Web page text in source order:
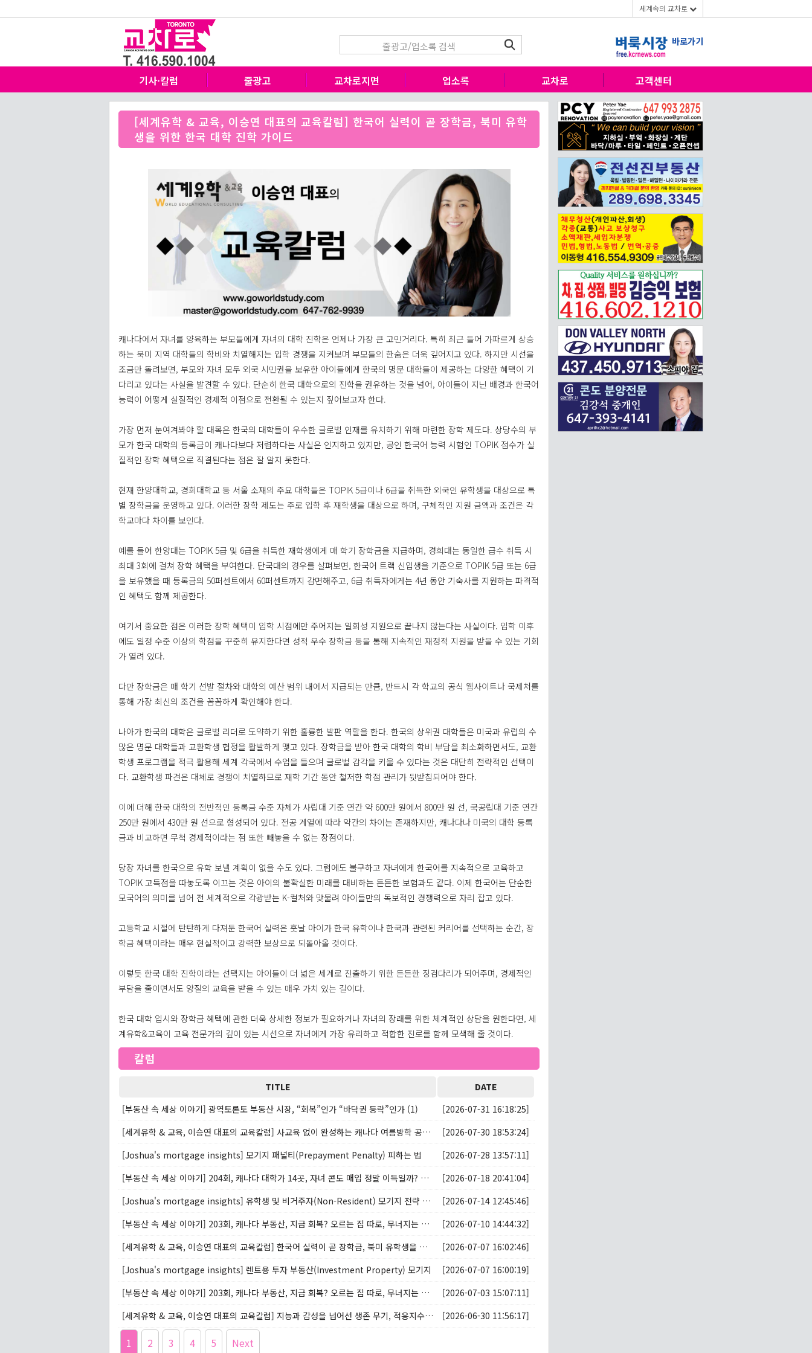
바로가기
세계속의 교차로
기사·칼럼 줄광고 교차로지면 업소록 교차로 고객센터
[세계유학 & 교육, 이승연 대표의 교육칼럼] 한국어 실력이 곧 장학금, 북미 유학
생을 위한 한국 대학 진학 가이드
캐나다에서 자녀를 양육하는 부모들에게 자녀의 대학 진학은 언제나 가장 큰 고민거리다. 특히 최근 들어 가파르게 상승
하는 북미 지역 대학들의 학비와 치열해지는 입학 경쟁을 지켜보며 부모들의 한숨은 더욱 깊어지고 있다. 하지만 시선을
조금만 돌려보면, 부모와 자녀 모두 외국 시민권을 보유한 아이들에게 한국의 명문 대학들이 제공하는 다양한 혜택이 기
다리고 있다는 사실을 발견할 수 있다. 단순히 한국 대학으로의 진학을 권유하는 것을 넘어, 아이들이 지닌 배경과 한국어
능력이 어떻게 실질적인 경제적 이점으로 전환될 수 있는지 짚어보고자 한다.
가장 먼저 눈여겨봐야 할 대목은 한국의 대학들이 우수한 글로벌 인재를 유치하기 위해 마련한 장학 제도다. 상당수의 부
모가 한국 대학의 등록금이 캐나다보다 저렴하다는 사실은 인지하고 있지만, 공인 한국어 능력 시험인 TOPIK 점수가 실
질적인 장학 혜택으로 직결된다는 점은 잘 알지 못한다.
현재 한양대학교, 경희대학교 등 서울 소재의 주요 대학들은 TOPIK 5급이나 6급을 취득한 외국인 유학생을 대상으로 특
별 장학금을 운영하고 있다. 이러한 장학 제도는 주로 입학 후 재학생을 대상으로 하며, 구체적인 지원 금액과 조건은 각
학교마다 차이를 보인다.
예를 들어 한양대는 TOPIK 5급 및 6급을 취득한 재학생에게 매 학기 장학금을 지급하며, 경희대는 동일한 급수 취득 시
최대 3회에 걸쳐 장학 혜택을 부여한다. 단국대의 경우를 살펴보면, 한국어 트랙 신입생을 기준으로 TOPIK 5급 또는 6급
을 보유했을 때 등록금의 50퍼센트에서 60퍼센트까지 감면해주고, 6급 취득자에게는 4년 동안 기숙사를 지원하는 파격적
인 혜택도 함께 제공한다.
여기서 중요한 점은 이러한 장학 혜택이 입학 시점에만 주어지는 일회성 지원으로 끝나지 않는다는 사실이다. 입학 이후
에도 일정 수준 이상의 학점을 꾸준히 유지한다면 성적 우수 장학금 등을 통해 지속적인 재정적 지원을 받을 수 있는 기회
가 열려 있다.
다만 장학금은 매 학기 선발 절차와 대학의 예산 범위 내에서 지급되는 만큼, 반드시 각 학교의 공식 웹사이트나 국제처를
통해 가장 최신의 조건을 꼼꼼하게 확인해야 한다.
나아가 한국의 대학은 글로벌 리더로 도약하기 위한 훌륭한 발판 역할을 한다. 한국의 상위권 대학들은 미국과 유럽의 수
많은 명문 대학들과 교환학생 협정을 활발하게 맺고 있다. 장학금을 받아 한국 대학의 학비 부담을 최소화하면서도, 교환
학생 프로그램을 적극 활용해 세계 각국에서 수업을 들으며 글로벌 감각을 키울 수 있다는 것은 대단히 전략적인 선택이
다. 교환학생 파견은 대체로 경쟁이 치열하므로 재학 기간 동안 철저한 학점 관리가 뒷받침되어야 한다.
이에 더해 한국 대학의 전반적인 등록금 수준 자체가 사립대 기준 연간 약 600만 원에서 800만 원 선, 국공립대 기준 연간
250만 원에서 430만 원 선으로 형성되어 있다. 전공 계열에 따라 약간의 차이는 존재하지만, 캐나다나 미국의 대학 등록
금과 비교하면 무척 경제적이라는 점 또한 빼놓을 수 없는 장점이다.
당장 자녀를 한국으로 유학 보낼 계획이 없을 수도 있다. 그럼에도 불구하고 자녀에게 한국어를 지속적으로 교육하고
TOPIK 고득점을 따놓도록 이끄는 것은 아이의 불확실한 미래를 대비하는 든든한 보험과도 같다. 이제 한국어는 단순한
모국어의 의미를 넘어 전 세계적으로 각광받는 K-컬처와 맞물려 아이들만의 독보적인 경쟁력으로 자리 잡고 있다.
고등학교 시절에 탄탄하게 다져둔 한국어 실력은 훗날 아이가 한국 유학이나 한국과 관련된 커리어를 선택하는 순간, 장
학금 혜택이라는 매우 현실적이고 강력한 보상으로 되돌아올 것이다.
이렇듯 한국 대학 진학이라는 선택지는 아이들이 더 넓은 세계로 진출하기 위한 든든한 징검다리가 되어주며, 경제적인
부담을 줄이면서도 양질의 교육을 받을 수 있는 매우 가치 있는 길이다.
한국 대학 입시와 장학금 혜택에 관한 더욱 상세한 정보가 필요하거나 자녀의 장래를 위한 체계적인 상담을 원한다면, 세
계유학&교육이 교육 전문가의 깊이 있는 시선으로 자녀에게 가장 유리하고 적합한 진로를 함께 모색해 줄 것이다.
칼럼
TITLE
DATE
[부동산 속 세상 이야기] 광역토론토 부동산 시장, “회복”인가 “바닥권 등락”인가 (1)
[2026-07-31 16:18:25]
[세계유학 & 교육, 이승연 대표의 교육칼럼] 사교육 없이 완성하는 캐나다 여름방학 공공 자원 활용법 4가지
[2026-07-30 18:53:24]
[Joshua's mortgage insights] 모기지 패널티(Prepayment Penalty) 피하는 법
[2026-07-28 13:57:11]
[부동산 속 세상 이야기] 204회, 캐나다 대학가 14곳, 자녀 콘도 매입 정말 이득일까? 직접 계산해봤습니다
[2026-07-18 20:41:04]
[Joshua's mortgage insights] 유학생 및 비거주자(Non-Resident) 모기지 전략 2026년 6월 외국인 금지령·NRST·UHT 폐지까지
[2026-07-14 12:45:46]
[부동산 속 세상 이야기] 203회, 캐나다 부동산, 지금 회복? 오르는 집 따로, 무너지는 집 따로 GTA 양극화 완전 해부 (3)
[2026-07-10 14:44:32]
[세계유학 & 교육, 이승연 대표의 교육칼럼] 한국어 실력이 곧 장학금, 북미 유학생을 위한 한국 대학 진학 가이드
[2026-07-07 16:02:46]
[Joshua's mortgage insights] 렌트용 투자 부동산(Investment Property) 모기지
[2026-07-07 16:00:19]
[부동산 속 세상 이야기] 203회, 캐나다 부동산, 지금 회복? 오르는 집 따로, 무너지는 집 따로 GTA 양극화 완전 해부 (2)
[2026-07-03 15:07:11]
[세계유학 & 교육, 이승연 대표의 교육칼럼] 지능과 감성을 넘어선 생존 무기, 적응지수(AQ)의 시대가 왔다
[2026-06-30 11:56:17]
1 2 3 4 5 Next